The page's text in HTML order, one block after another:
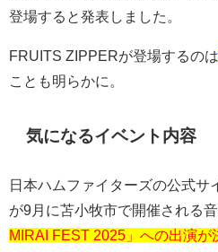
登場すると発表しました。
FRUITS ZIPPERが登場するのは
ことも明らかに。
気になるイベント内容
日本ハムファイターズの公式サ
が9 月に苫小牧市で開催される
MIRAI FEST 2025」への出演が